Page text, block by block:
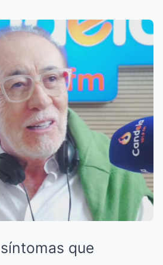
que